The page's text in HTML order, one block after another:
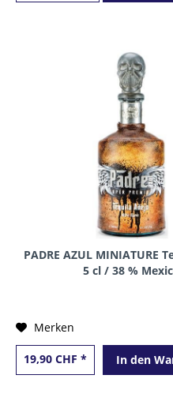
PADRE AZUL MINIATURE
5 cl / 38 %
Merken
19,90 CHF * In den